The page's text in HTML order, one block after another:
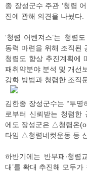
종 장성군수 주관 ‘청렴
진에 관해 의견을 나눴다.
‘청렴 어벤져스’는 청렴
동력 마련을 위해 조직된
청렴도 향상 추진계획에
패취약분야 분석 및 개선
강화 방법과 청렴한 조직
김한종 장성군수는 “투
로부터 신뢰받는 청렴한
에도 장성군은 △청렴온
타임 △청렴네컷운동 등
하반기에는 반부패‧청렴
대’를 확대 추진해 모두